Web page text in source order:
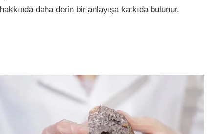
hakkında daha derin bir anlayışa katkıda bulunur.